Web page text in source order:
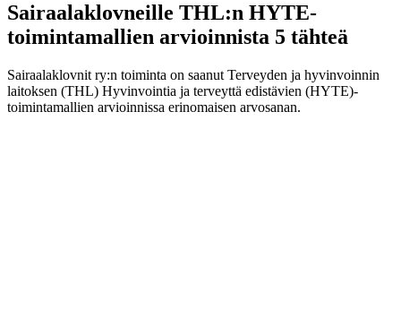
Sairaalaklovneille THL:n HYTE-
toimintamallien arvioinnista 5 tähteä
Sairaalaklovnit ry:n toiminta on saanut Terveyden ja hyvinvoinnin
laitoksen (THL) Hyvinvointia ja terveyttä edistävien (HYTE)-
toimintamallien arvioinnissa erinomaisen arvosanan.